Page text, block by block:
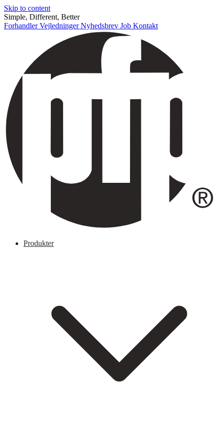
Skip to content
Simple, Different, Better
ForhandlerVejledningerNyhedsbrev Job Kontakt
Produkter